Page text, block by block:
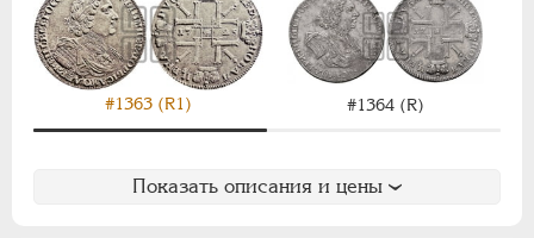
#1363 (R1) #1364 (R)
Показать описания и цены